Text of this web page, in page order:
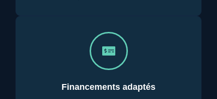
Financements adaptés